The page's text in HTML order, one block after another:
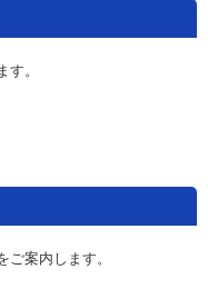
。
案内します。